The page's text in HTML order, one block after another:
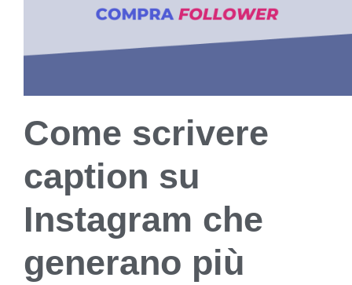
Come scrivere
caption su
Instagram che
generano più